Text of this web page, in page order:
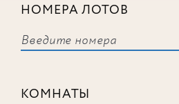
НОМЕРА ЛОТОВ
КОМНАТЫ
соответствует ни